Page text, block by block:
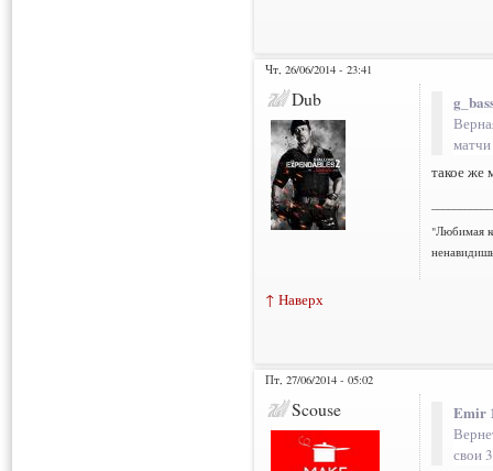
Чт, 26/06/2014 - 23:41
Dub
такое же
"Любимая
↑ Наверх
Пт, 27/06/2014 - 05:02
Scouse Emir
свои